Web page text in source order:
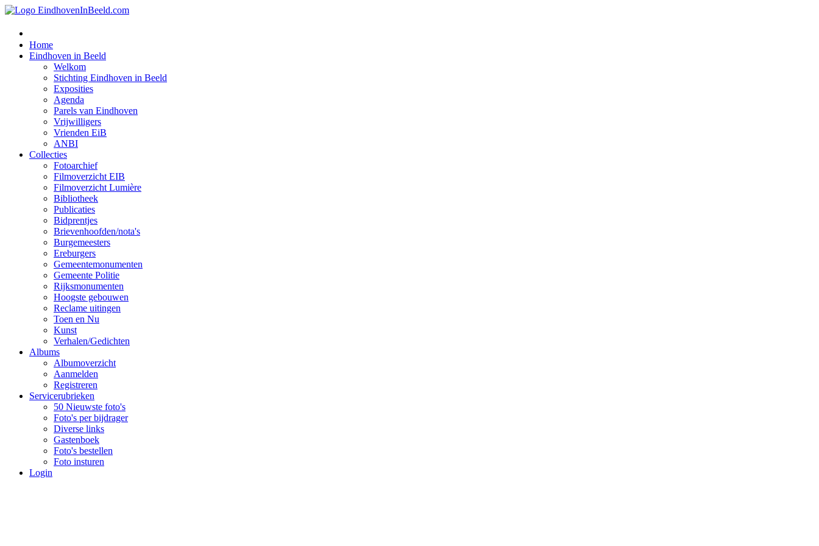
Home
Eindhoven in Beeld
Welkom
Stichting Eindhoven in Beeld
Exposities
Agenda
Parels van Eindhoven
Vrijwilligers
Vrienden EiB
ANBI
Collecties
Fotoarchief
Filmoverzicht EIB
Filmoverzicht Lumière
Bibliotheek
Publicaties
Bidprentjes
Brievenhoofden/nota's
Burgemeesters
Ereburgers
Gemeentemonumenten
Gemeente Politie
Rijksmonumenten
Hoogste gebouwen
Reclame uitingen
Toen en Nu
Kunst
Verhalen/Gedichten
Albums
Albumoverzicht
Aanmelden
Registreren
Servicerubrieken
50 Nieuwste foto's
Foto's per bijdrager
Diverse links
Gastenboek
Foto's bestellen
Foto insturen
Login